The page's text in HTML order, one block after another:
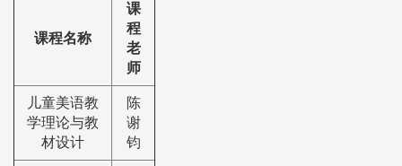
课程名称
课
程
老
师
儿童美语教
学理论与教
材设计
陈
谢
钧